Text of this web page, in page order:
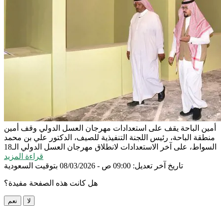
أمين الباحة يقف على استعدادات مهرجان العسل الدولي وقف أمين
منطقة الباحة، رئيس اللجنة التنفيذية للصيف، الدكتور علي بن محمد
السواط، على آخر الاستعدادات لانطلاق مهرجان العسل الدولي الـ18
قراءة المزيد
تاريخ آخر تعديل: 09:00 ص - 08/03/2026 بتوقيت السعودية
هل كانت هذه الصفحة مفيدة؟
نعم لا